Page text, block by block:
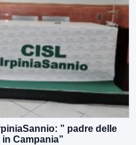
” padre delle
Campania”